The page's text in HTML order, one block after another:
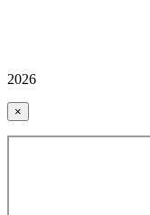
2026
×